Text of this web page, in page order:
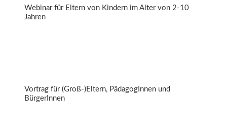
Webinar für Eltern von Kindern im Alter von 2-10
Jahren
Vortrag für (Groß-)Eltern, PädagogInnen und
BürgerInnen